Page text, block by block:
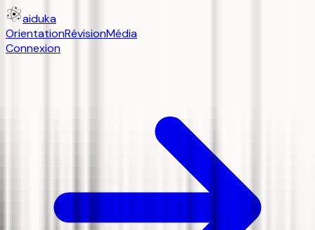
aiduka
OrientationRévisionMédia
Connexion